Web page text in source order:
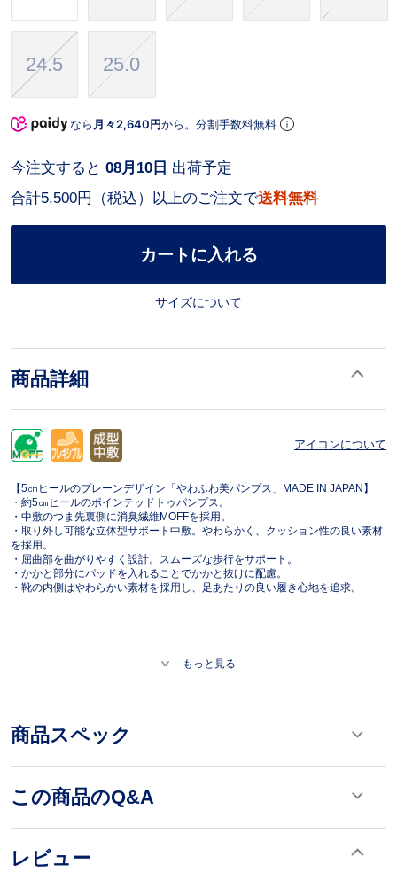
24.5 25.0
なら 月々2,640円から。分割手数料無料
合計5,500円（税込）以上のご注文で送料無料
今注文すると 08月10日 出荷予定
カートに入れる
サイズについて
商品詳細
アイコンについて
【5㎝ヒールのプレーンデザイン「やわふわ美パンプス」MADE IN JAPAN】
・約5㎝ヒールのポインテッドトゥパンプス。
・中敷のつま先裏側に消臭繊維MOFFを採用。
・取り外し可能な立体型サポート中敷。やわらかく、クッション性の良い素材
を採用。
・屈曲部を曲がりやすく設計。スムーズな歩行をサポート。
・かかと部分にパッドを入れることでかかと抜けに配慮。
・靴の内側はやわらかい素材を採用し、足あたりの良い履き心地を追求。
もっと見る
商品スペック
この商品のQ&A
レビュー